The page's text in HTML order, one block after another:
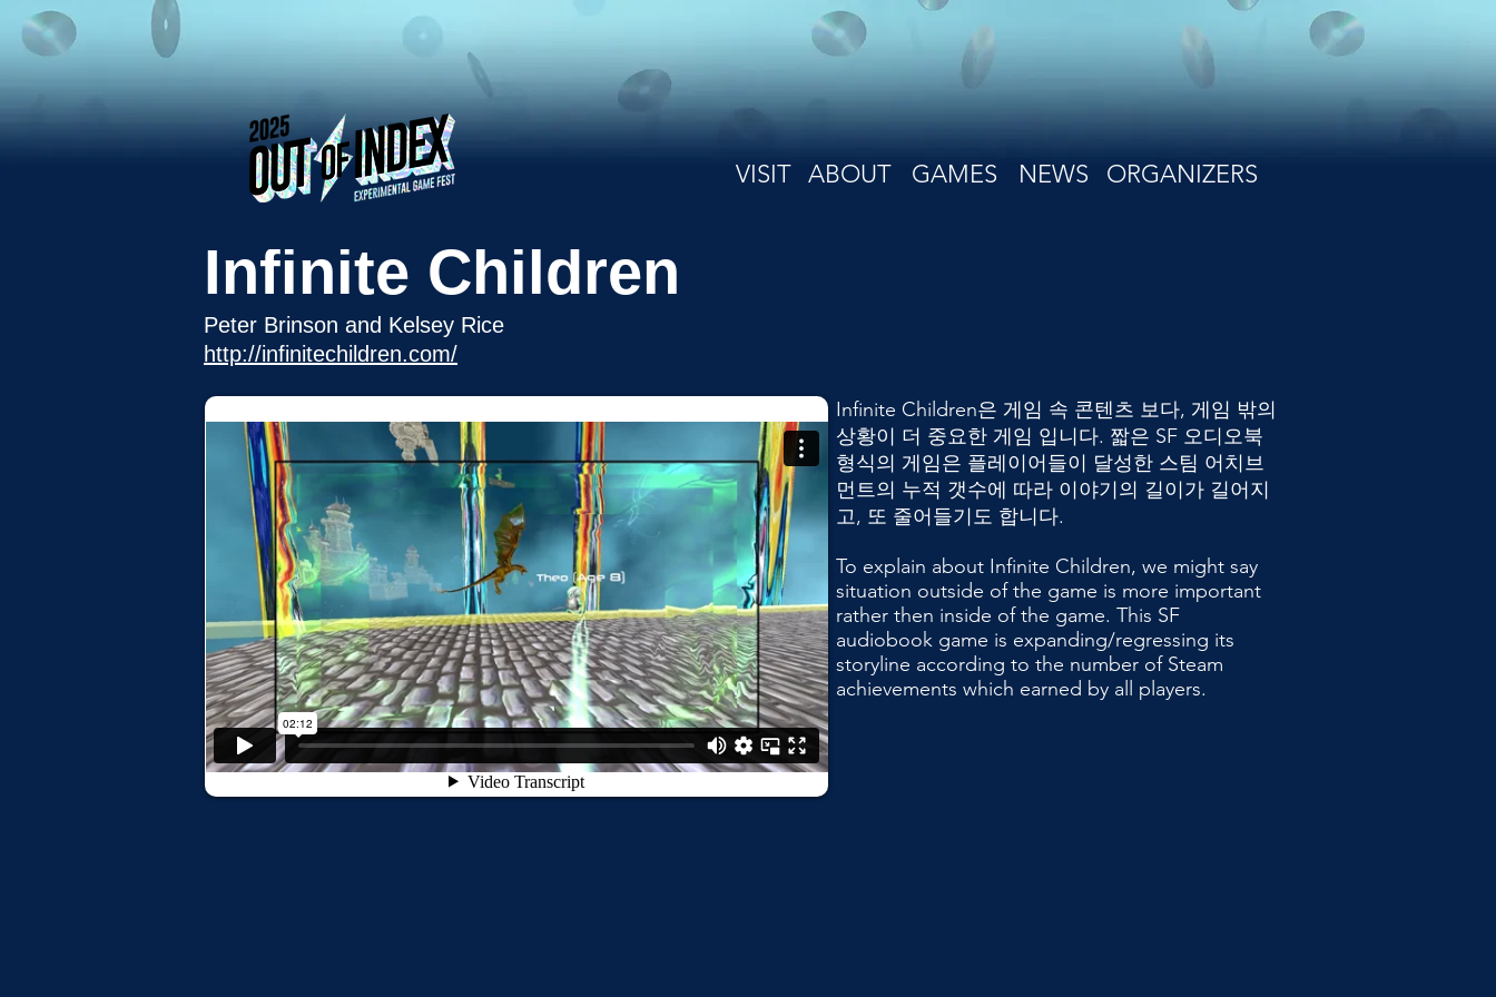
VISIT ABOUT GAMES NEWS ORGANIZERS
Infinite Children
Peter Brinson and Kelsey Rice
http://infinitechildren.com/
Infinite Children은 게임 속 콘텐츠 보다, 게임 밖의
상황이 더 중요한 게임 입니다. 짧은 SF 오디오북
형식의 게임은 플레이어들이 달성한 스팀 어치브
먼트의 누적 갯수에 따라 이야기의 길이가 길어지
고, 또 줄어들기도 합니다.
To explain about Infinite Children, we might say
situation outside of the game is more important
rather then inside of the game. This SF
audiobook game is expanding/regressing its
storyline according to the number of Steam
achievements which earned by all players.